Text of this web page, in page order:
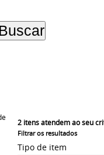
2itens atendem ao seu
Filtrar os resultados
Tipo de item